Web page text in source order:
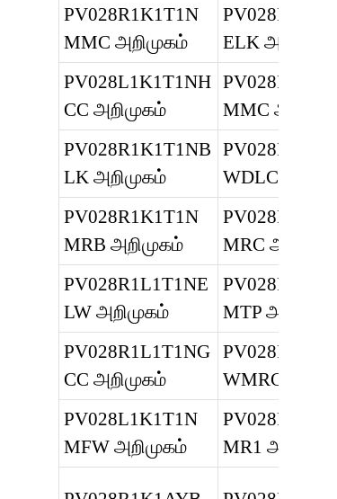
PV028R1K1T1N
MMC அறிமுகம்
ELK அறிமுகம்
PV028L1K1T1NH
CC அறிமுகம்
MMC அறிமுகம்
PV028R1K1T1NB
LK அறிமுகம்
PV028R1K1T1
WDLC
PV028R1K1T1N
MRB அறிமுகம்
MRC அறிமுகம்
PV028R1L1T1NE
LW அறிமுகம்
MTP அறிமுகம்
PV028R1L1T1NG
CC அறிமுகம்
PV028R1K1T1
WMRC
PV028L1K1T1N
MFW அறிமுகம்
MR1 அறிமுகம்